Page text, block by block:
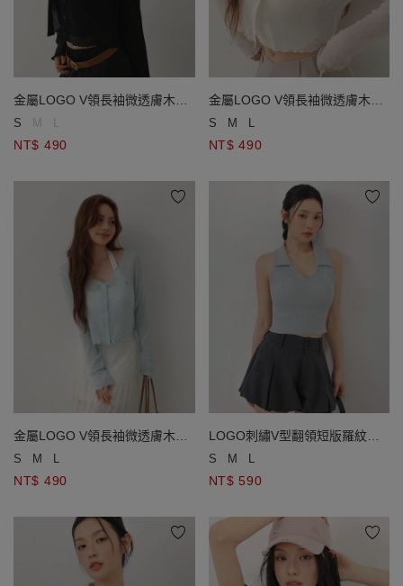
金屬LOGO V領長袖微透膚木耳
邊短版開襟針織衫
S M L
NT$ 490
金屬LOGO V領長袖微透膚木耳
邊短版開襟針織衫
S M L
NT$ 490
金屬LOGO V領長袖微透膚木耳
邊短版開襟針織衫
S M L
NT$ 490
LOGO刺繡V型翻領短版羅紋針
織背心(附胸墊)
S M L
NT$ 590